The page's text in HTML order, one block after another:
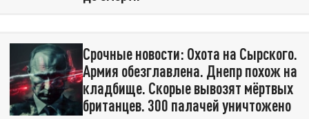
Срочные новости: Охота на Сырского.
Армия обезглавлена. Днепр похож на
кладбище. Скорые вывозят мёртвых
британцев. 300 палачей уничтожено